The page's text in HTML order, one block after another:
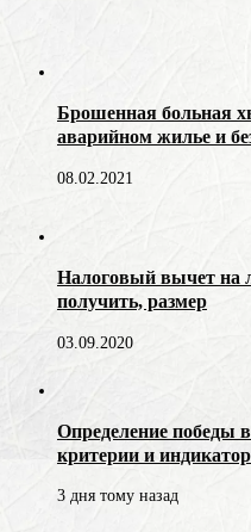
Брошенная больная
аварийном жилье и
08.02.2021
Налоговый вычет на
получить, размер
03.09.2020
Определение
критерии и
3 дня тому назад